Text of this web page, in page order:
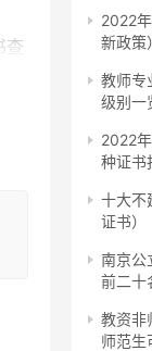
查
2022
新政策）
教师专
级别一
2022
种证书
十大不
证书）
南京公
前二十
教资非
师范生